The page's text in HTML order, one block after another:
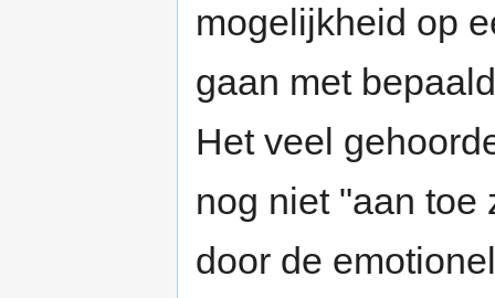
mogelijkheid op
gaan met
Het veel
nog niet "aan toe
door de